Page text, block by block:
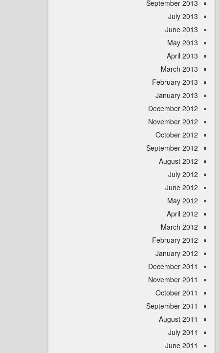
September
July
June
May
April
March
February
January
December
November
October
September
August
July
June
May
April
March
February
January
December
November
October
September
August
July
June